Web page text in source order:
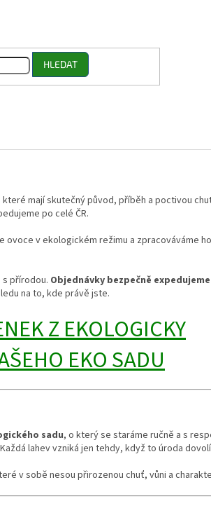
HLEDAT
které mají skutečný původ, příběh a poctivou
po celé ČR.
ovoce v ekologickém režimu a zpracováváme
přírodou. Objednávky bezpečně
na to, kde právě jste.
Z EKOLOGICKY
EKO SADU
sadu, o který se staráme ručně a s
lahev vzniká jen tehdy, když to úroda
v sobě nesou přirozenou chuť, vůni a